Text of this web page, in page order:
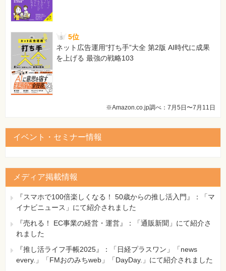
5位
ネット広告運用“打ち手”大全 第2版 AI時代に成果
を上げる 最強の戦略103
※Amazon.co.jp調べ：7月5日〜7月11日
イベント・セミナー情報
メディア掲載情報
『スマホで100倍楽しくなる！ 50歳からの推し活入門』：「マ
イナビニュース」にて紹介されました
『売れる！ EC事業の経営・運営』：「通販新聞」にて紹介さ
れました
『推し活ライフ手帳2025』：「日経プラスワン」「news
every.」「FMおのみちweb」「DayDay.」にて紹介されました